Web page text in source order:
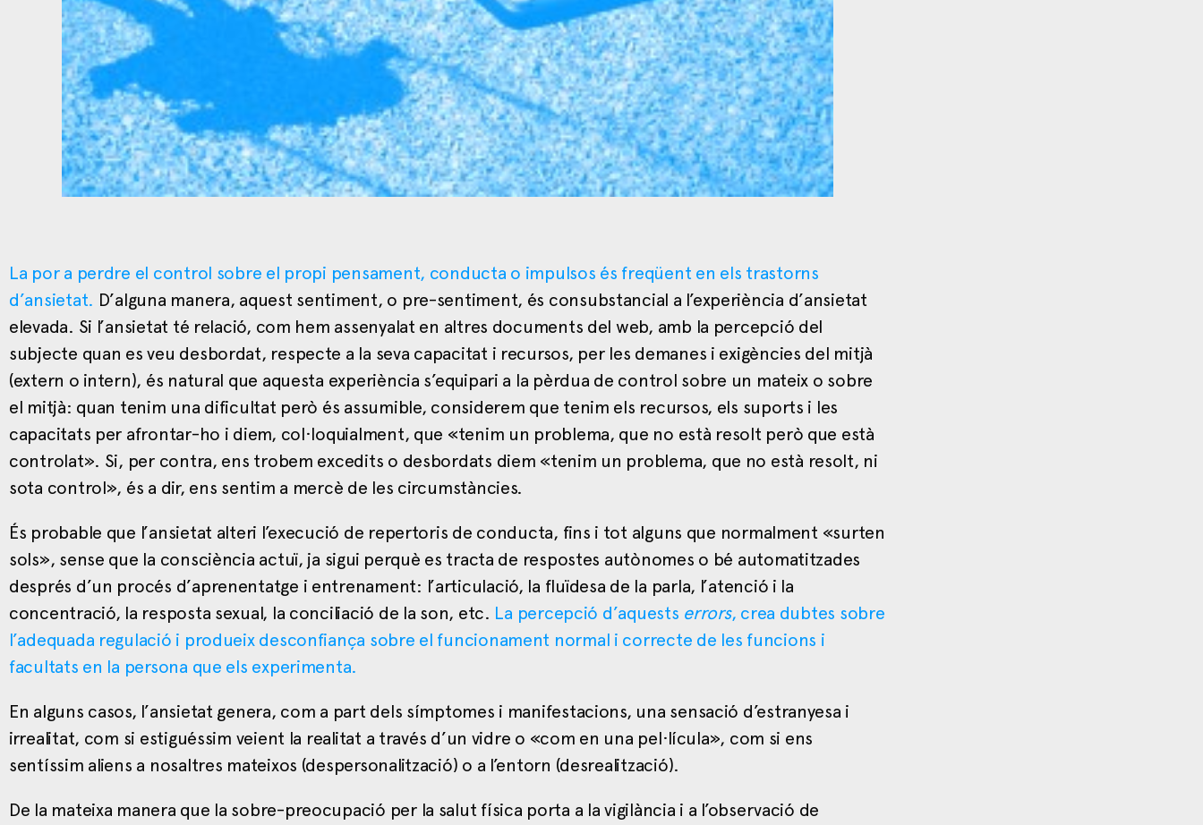
La por a perdre el control sobre el propi pensament, conducta o impulsos és freqüent en els trastorns
d’ansietat. D’alguna manera, aquest sentiment, o pre-sentiment, és consubstancial a l’experiència d’ansietat
elevada. Si l’ansietat té relació, com hem assenyalat en altres documents del web, amb la percepció del
subjecte quan es veu desbordat, respecte a la seva capacitat i recursos, per les demanes i exigències del mitjà
(extern o intern), és natural que aquesta experiència s’equipari a la pèrdua de control sobre un mateix o sobre
el mitjà: quan tenim una dificultat però és assumible, considerem que tenim els recursos, els suports i les
capacitats per afrontar-ho i diem, col·loquialment, que «tenim un problema, que no està resolt però que està
controlat». Si, per contra, ens trobem excedits o desbordats diem «tenim un problema, que no està resolt, ni
sota control», és a dir, ens sentim a mercè de les circumstàncies.
És probable que l’ansietat alteri l’execució de repertoris de conducta, fins i tot alguns que normalment «surten
sols», sense que la consciència actuï, ja sigui perquè es tracta de respostes autònomes o bé automatitzades
després d’un procés d’aprenentatge i entrenament: l’articulació, la fluïdesa de la parla, l’atenció i la
concentració, la resposta sexual, la conciliació de la son, etc. La percepció d’aquests errors, crea dubtes sobre
l’adequada regulació i produeix desconfiança sobre el funcionament normal i correcte de les funcions i
facultats en la persona que els experimenta.
En alguns casos, l’ansietat genera, com a part dels símptomes i manifestacions, una sensació d’estranyesa i
irrealitat, com si estiguéssim veient la realitat a través d’un vidre o «com en una pel·lícula», com si ens
sentíssim aliens a nosaltres mateixos (despersonalització) o a l’entorn (desrealització).
De la mateixa manera que la sobre-preocupació per la salut física porta a la vigilància i a l’observació de